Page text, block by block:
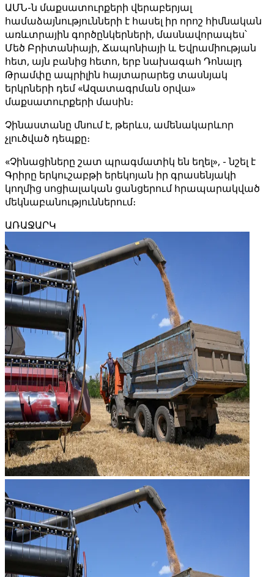
ԱՄՆ-ն մաքսատուրքերի վերաբերյալ
համաձայնությունների է հասել իր որոշ հիմնական
առևտրային գործընկերների, մասնավորապես՝
Մեծ Բրիտանիայի, Ճապոնիայի և Եվրամիության
հետ, այն բանից հետո, երբ նախագահ Դոնալդ
Թրամփը ապրիլին հայտարարեց տասնյակ
երկրների դեմ «Ազատագրման օրվա»
մաքսատուրքերի մասին։
Չինաստանը մնում է, թերևս, ամենակարևոր
չլուծված դեպքը։
«Չինացիները շատ պրագմատիկ են եղել», - նշել է
Գրիրը երկուշաբթի երեկոյան իր գրասենյակի
կողմից սոցիալական ցանցերում հրապարակված
մեկնաբանություններում։
ԱՌԱՋԱՐԿ